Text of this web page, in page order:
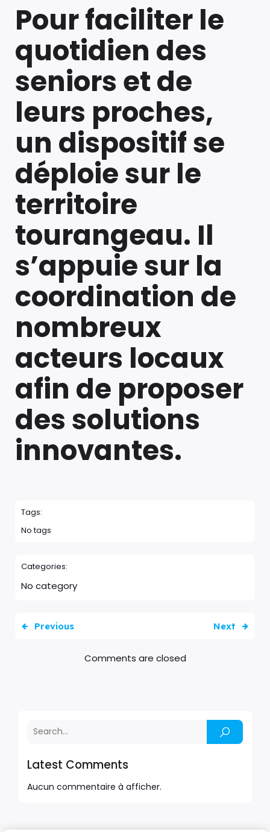
Latest Comments
Aucun commentaire à afficher.
Pour faciliter le
quotidien des
seniors et de
leurs proches,
un dispositif se
déploie sur le
territoire
tourangeau. Il
s’appuie sur la
coordination de
nombreux
acteurs locaux
afin de proposer
des solutions
innovantes.
Tags:
No tags
Categories:
No category
Previous Next
Comments are closed